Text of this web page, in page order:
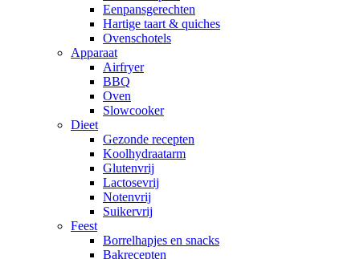
Eenpansgerechten
Hartige taart & quiches
Ovenschotels
Apparaat
Airfryer
BBQ
Oven
Slowcooker
Dieet
Gezonde recepten
Koolhydraatarm
Glutenvrij
Lactosevrij
Notenvrij
Suikervrij
Feest
Borrelhapjes en snacks
Bakrecepten